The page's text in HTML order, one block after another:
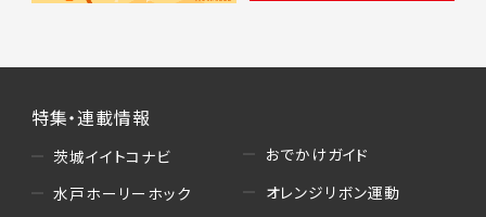
特集・連載情報
茨城イイトコナビ
水戸ホーリーホック
おでかけガイド
オレンジリボン運動